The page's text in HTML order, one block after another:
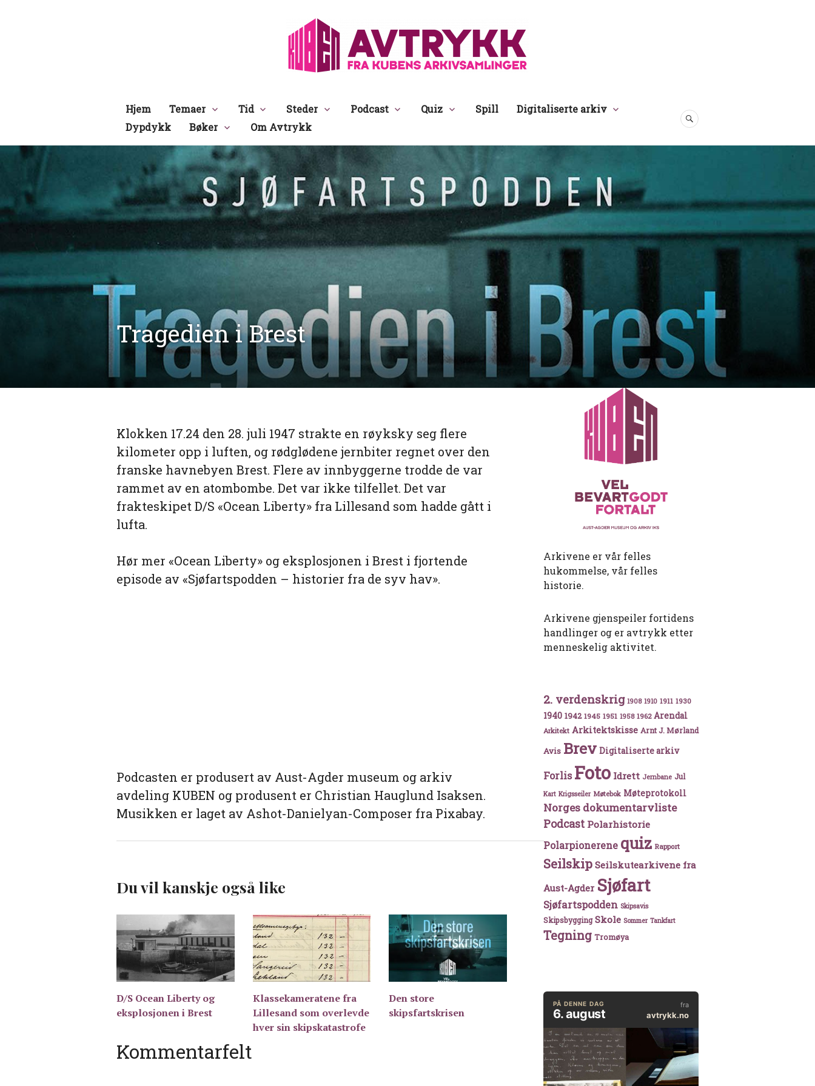
Avtrykk
Hjem Temaer Tid Steder Podcast Quiz Spill
Digitaliserte arkiv
Dypdykk
Bøker Om Avtrykk
SØK
Tragedien i Brest
Klokken 17.24 den 28. juli 1947 strakte en røyksky seg flere
kilometer opp i luften, og rødglødene jernbiter regnet over den
franske havnebyen Brest. Flere av innbyggerne trodde de var
rammet av en atombombe. Det var ikke tilfellet. Det var
frakteskipet D/S «Ocean Liberty» fra Lillesand som hadde gått i
lufta.
Hør mer «Ocean Liberty» og eksplosjonen i Brest i fjortende
episode av «Sjøfartspodden – historier fra de syv hav».
Podcasten er produsert av Aust-Agder museum og arkiv
avdeling KUBEN og produsent er Christian Hauglund Isaksen.
Musikken er laget av Ashot-Danielyan-Composer fra Pixabay.
Du vil kanskje også like
D/S Ocean Liberty og
eksplosjonen i Brest
Klassekameratene fra
Lillesand som overlevde
hver sin skipskatastrofe
Den store
skipsfartskrisen
Kommentarfelt
Arkivene er vår felles
hukommelse, vår felles
historie.
Arkivene gjenspeiler fortidens
handlinger og er avtrykk etter
menneskelig aktivitet.
2. verdenskrig 1908 1910 1911 1930
1940 1942 1945 1951 1958 1962 Arendal
Arkitekt Arkitektskisse Arnt J. Mørland
Avis Brev Digitaliserte arkiv
Forlis Foto Idrett Jernbane Jul
Kart Krigsseiler Møtebok Møteprotokoll
Norges dokumentarvliste
Podcast Polarhistorie
Polarpionerene quiz Rapport
Seilskip Seilskutearkivene fra
Aust-Agder Sjøfart
Sjøfartspodden Skipsavis
Skipsbygging Skole Sommer Tankfart
Tegning Tromøya